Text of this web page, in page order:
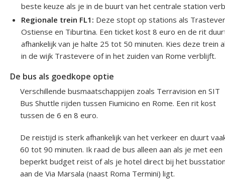
beste keuze als je in de buurt van het centrale station
Regionale trein FL1: Deze stopt op stations als
Ostiense en Tiburtina. Een ticket kost 8 euro en de rit
afhankelijk van je halte 25 tot 50 minuten. Kies deze trein
in de wijk Trastevere of in het zuiden van Rome verblijft.
De bus als goedkope optie
Verschillende busmaatschappijen zoals Terravision en SIT
Bus Shuttle rijden tussen Fiumicino en Rome. Een rit kost
tussen de 6 en 8 euro.
De reistijd is sterk afhankelijk van het verkeer en duurt
60 tot 90 minuten. Ik raad de bus alleen aan als je met een
beperkt budget reist of als je hotel direct bij het
aan de Via Marsala (naast Roma Termini) ligt.